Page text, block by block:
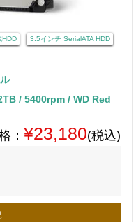
HDD 3.5インチ SerialATA HDD
/ 5400rpm / WD Red
： ¥23,180(税込)